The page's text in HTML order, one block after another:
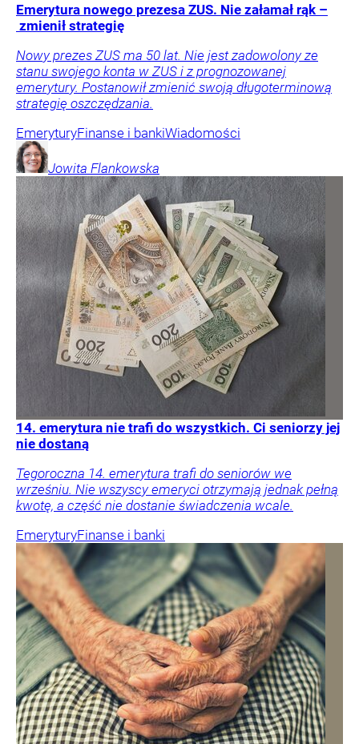
Emerytura nowego prezesa ZUS. Nie załamał rąk –
zmienił strategię
Nowy prezes ZUS ma 50 lat. Nie jest zadowolony ze
stanu swojego konta w ZUS i z prognozowanej
emerytury. Postanowił zmienić swoją długoterminową
strategię oszczędzania.
EmeryturyFinanse i bankiWiadomości
Jowita Flankowska
14. emerytura nie trafi do wszystkich. Ci seniorzy jej
nie dostaną
Tegoroczna 14. emerytura trafi do seniorów we
wrześniu. Nie wszyscy emeryci otrzymają jednak pełną
kwotę, a część nie dostanie świadczenia wcale.
EmeryturyFinanse i banki